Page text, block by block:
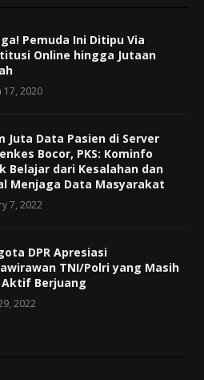
Pemuda Ini Ditipu Via
Online hingga Jutaan
17, 2020
Juta Data Pasien di Server
Bocor, PKS: Kominfo
Belajar dari Kesalahan dan
Menjaga Data Masyarakat
7, 2022
DPR Apresiasi
TNI/Polri yang Masih
Aktif Berjuang
2022